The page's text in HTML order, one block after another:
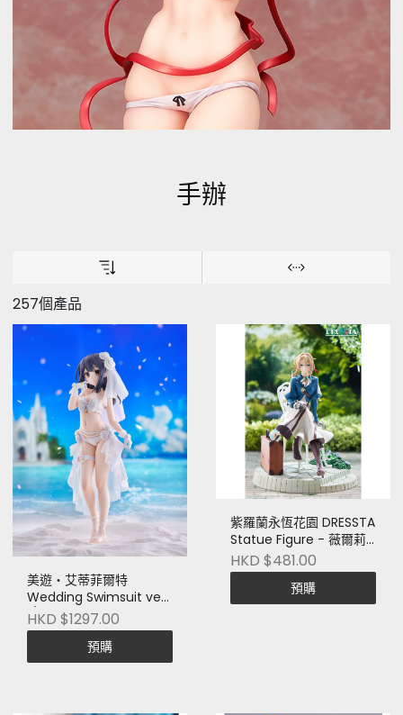
手辦
257個產品
美遊‧艾蒂菲爾特
Wedding Swimsuit ver.
1/7 Scale Figure
HKD $1297.00
預購
紫羅蘭永恆花園 DRESSTA
Statue Figure - 薇爾莉
特‧伊芙加登
HKD $481.00
預購